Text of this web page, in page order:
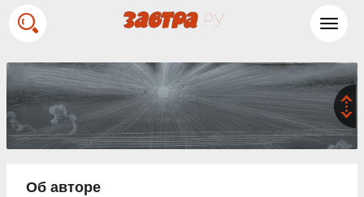
Об авторе